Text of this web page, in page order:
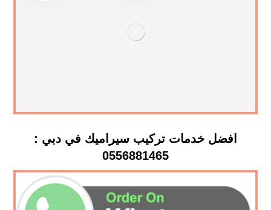
افضل خدمات تركيب سيراميك في دبي :
0556881465